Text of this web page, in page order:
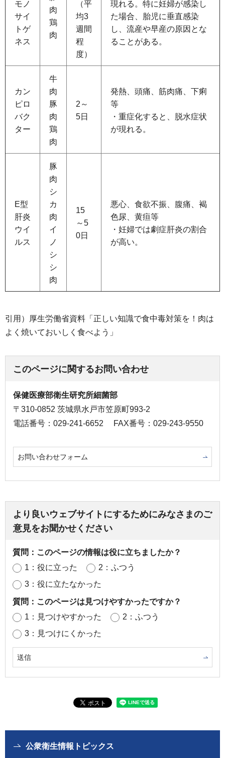
モノ
サイ
トゲ
ネス
肉
鶏
肉
（平
均3
週間
程
度）
現れる。特に妊婦が感染し
た場合、胎児に垂直感染
し、流産や早産の原因とな
ることがある。
カン
ピロ
バク
ター
牛
肉
豚
肉
鶏
肉
2～
5日
発熱、頭痛、筋肉痛、下痢
等
・重症化すると、脱水症状
が現れる。
E型
肝炎
ウイ
ルス
豚
肉
シ
カ
肉
イ
ノ
シ
シ
肉
15
～5
0日
悪心、食欲不振、腹痛、褐
色尿、黄疸等
・妊婦では劇症肝炎の割合
が高い。
引用）厚生労働省資料「正しい知識で食中毒対策を！肉は
よく焼いておいしく食べよう」
このページに関するお問い合わせ
保健医療部衛生研究所細菌部
〒310-0852 茨城県水戸市笠原町993-2
電話番号：029-241-6652
FAX番号：029-243-9550
お問い合わせフォーム
より良いウェブサイトにするためにみなさまのご
意見をお聞かせください
質問：このページの情報は役に立ちましたか？
1：役に立った
2：ふつう
3：役に立たなかった
質問：このページは見つけやすかったですか？
1：見つけやすかった
2：ふつう
3：見つけにくかった
公衆衛生情報トピックス